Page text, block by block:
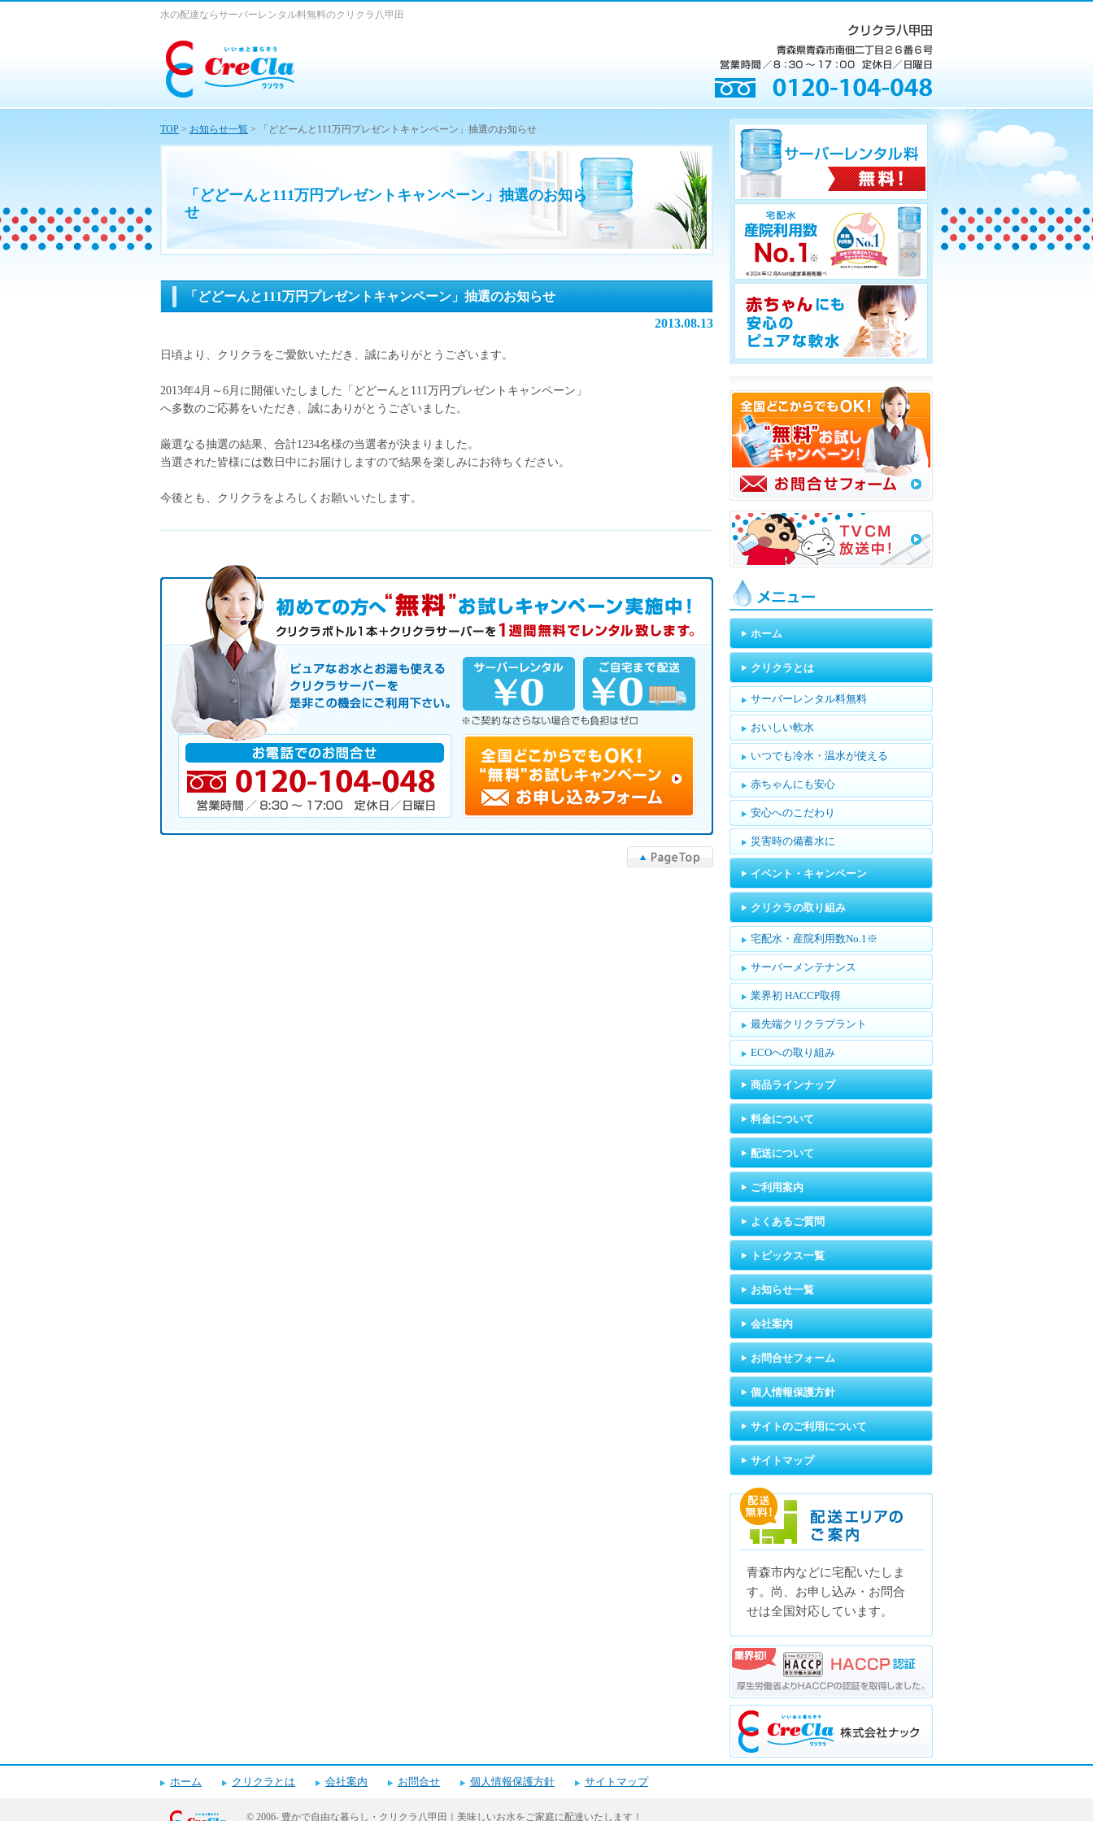
「どどーんと111万円プレゼントキャンペーン」抽選のお知ら
せ
水の配達ならサーバーレンタル料無料のクリクラ八甲田
「どどーんと111万円プレゼントキャンペーン」抽選のお知らせ
2013.08.13
日頃より、クリクラをご愛飲いただき、誠にありがとうございます。
2013年4月～6月に開催いたしました「どどーんと111万円プレゼントキャンペーン」
へ多数のご応募をいただき、誠にありがとうございました。
厳選なる抽選の結果、合計1234名様の当選者が決まりました。
当選された皆様には数日中にお届けしますので結果を楽しみにお待ちください。
今後とも、クリクラをよろしくお願いいたします。
初めての方へ キャンペーン実施中！
お気軽にお申し込み下さい。
ピュアなお水とお湯も使えるクリクラサーバーを是非この機会にご利用下さい。
サーバレンタル
ご自宅まで配送
※ご契約なさらなくても結構です。
お電話でのお問合せ
TOP > お知らせ一覧 > 「どどーんと111万円プレゼントキャンペーン」抽選のお知らせ
メニュー
ホーム
クリクラとは
サーバーレンタル料無料
おいしい軟水
いつでも冷水・温水が使える
赤ちゃんにも安心
安心へのこだわり
災害時の備蓄水に
イベント・キャンペーン
クリクラの取り組み
宅配水・産院利用数No.1※
サーバーメンテナンス
業界初 HACCP取得
最先端クリクラプラント
ECOへの取り組み
商品ラインナップ
料金について
配送について
ご利用案内
よくあるご質問
トピックス一覧
お知らせ一覧
会社案内
お問合せフォーム
個人情報保護方針
サイトのご利用について
サイトマップ
配送エリアのご案内
青森市内などに宅配いたしま
す。尚、お申し込み・お問合
せは全国対応しています。
ホーム クリクラとは 会社案内 お問合せ 個人情報保護方針 サイトマップ
© 2006- 豊かで自由な暮らし・クリクラ八甲田｜美味しいお水をご家庭に配達いたします！